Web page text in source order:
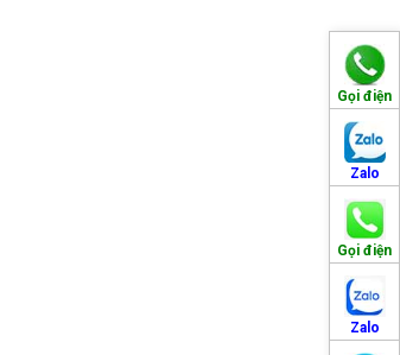
Gọi điện
Zalo
Gọi điện
Zalo